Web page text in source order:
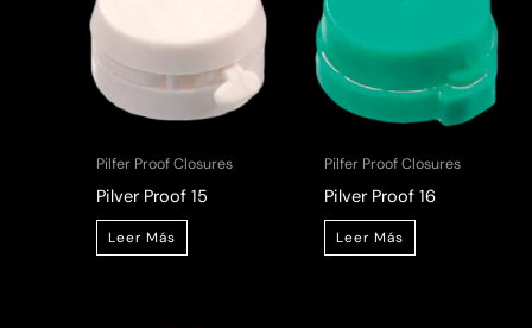
Pilfer Proof Closures
Pilver Proof 15
Leer Más
Pilfer Proof Closures
Pilver Proof 16
Leer Más